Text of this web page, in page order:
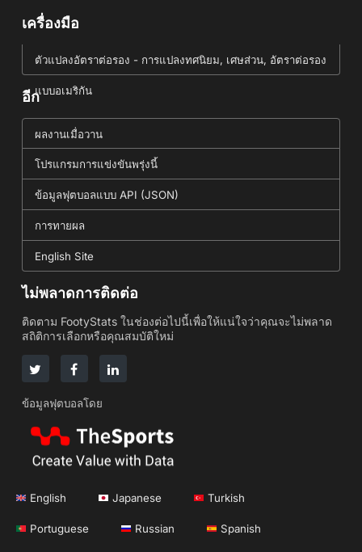
เครื่องมือ
ตัวแปลงอัตราต่อรอง - การแปลงทศนิยม, เศษส่วน, อัตราต่อรอง
แบบอเมริกัน
อีก
ผลงานเมื่อวาน
โปรแกรมการแข่งขันพรุ่งนี้
ข้อมูลฟุตบอลแบบ API (JSON)
การทายผล
English Site
ไม่พลาดการติดต่อ
ติดตาม FootyStats ในช่องต่อไปนี้เพื่อให้แน่ใจว่าคุณจะไม่พลาด
สถิติการเลือกหรือคุณสมบัติใหม่
ข้อมูลฟุตบอลโดย
English Japanese Turkish
Portuguese Russian Spanish